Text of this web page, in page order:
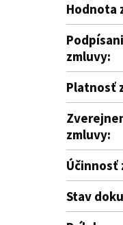
Hodnota
zmluvy:
Platnosť
zmluvy:
Účinnosť
Stav